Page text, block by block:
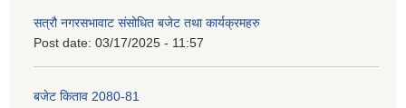
सत्रौ नगरसभावाट संसोधित बजेट तथा कार्यक्रमहरु
Post date: 03/17/2025 - 11:57
बजेट किताव 2080-81